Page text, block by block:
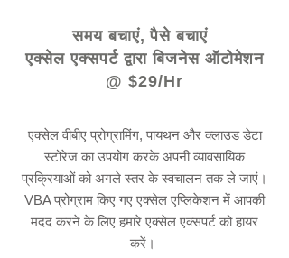
समय बचाएं, पैसे बचाएं
एक्सेल एक्सपर्ट द्वारा बिजनेस ऑटोमेशन
@ $29/Hr
एक्सेल वीबीए प्रोग्रामिंग, पायथन और क्लाउड डेटा
स्टोरेज का उपयोग करके अपनी व्यावसायिक
प्रक्रियाओं को अगले स्तर के स्वचालन तक ले जाएं।
VBA प्रोग्राम किए गए एक्सेल एप्लिकेशन में आपकी
मदद करने के लिए हमारे एक्सेल एक्सपर्ट को हायर
करें।